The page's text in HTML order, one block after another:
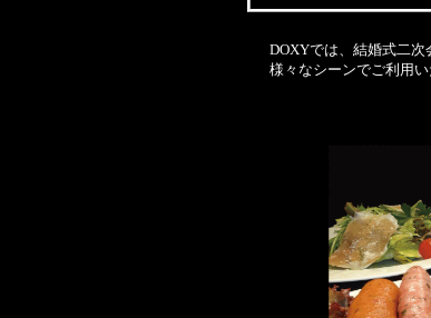
DOXYでは、結婚式二次
様々なシーンでご利用い